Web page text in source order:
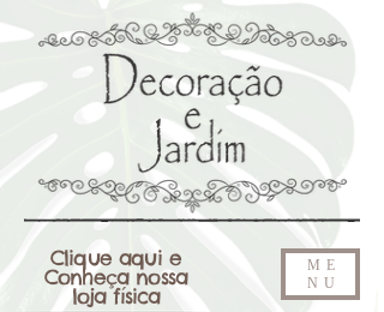
Clique aqui e
Conheça nossa
loja física
ME
NU